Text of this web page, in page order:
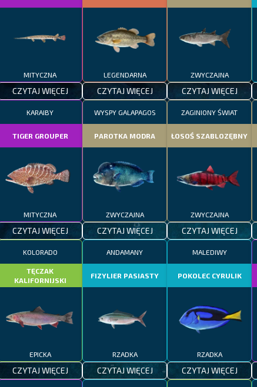
MITYCZNA
CZYTAJ WIĘCEJ
LEGENDARNA
CZYTAJ WIĘCEJ
ZWYCZAJNA
CZYTAJ WIĘCEJ
KARAIBY
TIGER GROUPER
MITYCZNA
CZYTAJ WIĘCEJ
WYSPY GALAPAGOS
PAROTKA MODRA
ZWYCZAJNA
CZYTAJ WIĘCEJ
ZAGINIONY ŚWIAT
ŁOSOŚ SZABLOZĘBNY
ZWYCZAJNA
CZYTAJ WIĘCEJ
KOLORADO
TĘCZAK
KALIFORNIJSKI
EPICKA
CZYTAJ WIĘCEJ
ANDAMANY
FIZYLIER PASIASTY
RZADKA
CZYTAJ WIĘCEJ
MALEDIWY
POKOLEC CYRULIK
RZADKA
CZYTAJ WIĘCEJ